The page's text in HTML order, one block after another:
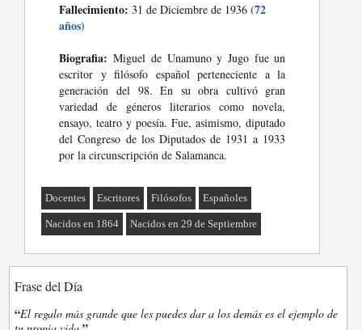
Fallecimiento: 31 de Diciembre de 1936(72
años)
Biografia: Miguel de Unamuno y Jugo fue un
escritor y filósofo español perteneciente a la
generación del 98. En su obra cultivó gran
variedad de géneros literarios como novela,
ensayo, teatro y poesía. Fue, asimismo, diputado
del Congreso de los Diputados de 1931 a 1933
por la circunscripción de Salamanca.
Docentes Escritores Filósofos Españoles
Nacidos en 1864 Nacidos en 29 de Septiembre
Frase del Día
“El regalo más grande que les puedes dar a los demás es el ejemplo de